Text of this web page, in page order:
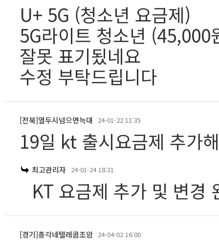
U+ 5G (청소년 요금제)
5G라이트 청소년
잘못 표기됬네요
수정 부탁드립니다
[전북]열두시넘으면늑대 24-01-22 11:35
19일 kt 출시요금제 추가
최고관리자 24-01-24 18:31
KT 요금제 추가 및 변경
[경기]총각네텔레콤조암 24-04-02 16:00